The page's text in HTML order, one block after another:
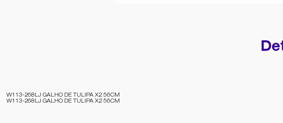
W113-268LJ GALHO DE TULIPA X2 56CM
W113-268LJ GALHO DE TULIPA X2 56CM